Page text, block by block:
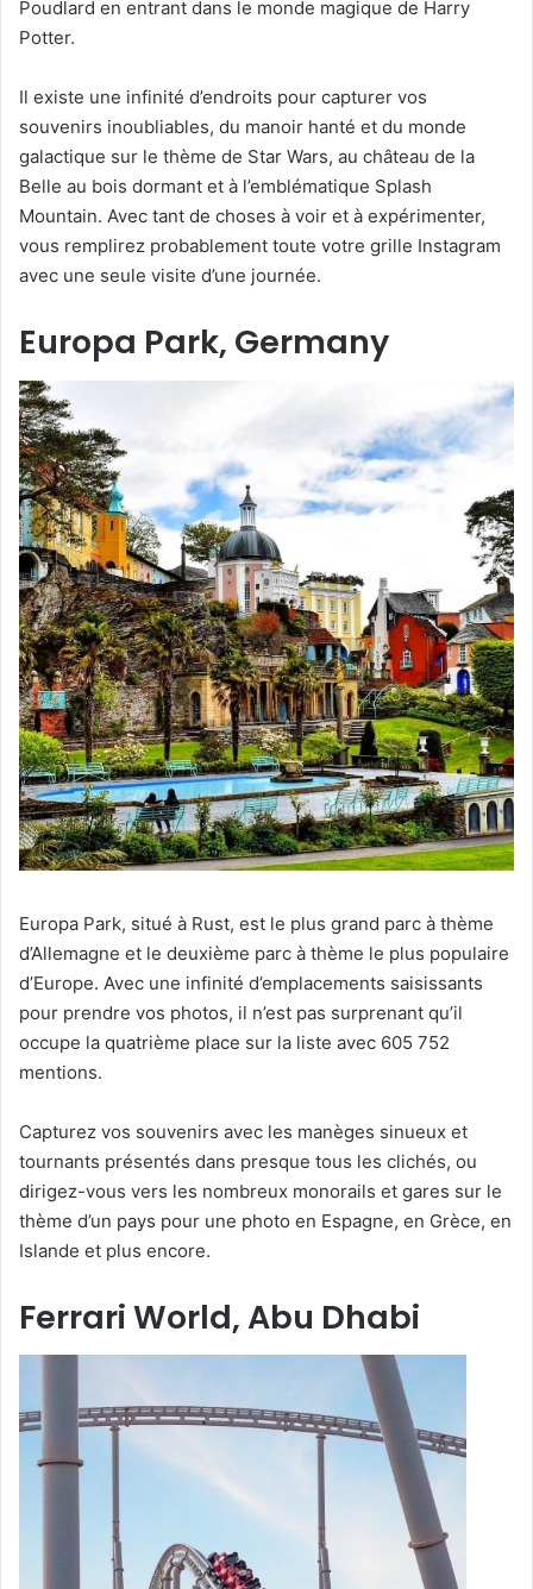
Poudlard en entrant dans le monde magique de Harry
Potter.
Il existe une infinité d’endroits pour capturer vos
souvenirs inoubliables, du manoir hanté et du monde
galactique sur le thème de Star Wars, au château de la
Belle au bois dormant et à l’emblématique Splash
Mountain. Avec tant de choses à voir et à expérimenter,
vous remplirez probablement toute votre grille Instagram
avec une seule visite d’une journée.
Europa Park, Germany
Europa Park, situé à Rust, est le plus grand parc à thème
d’Allemagne et le deuxième parc à thème le plus populaire
d’Europe. Avec une infinité d’emplacements saisissants
pour prendre vos photos, il n’est pas surprenant qu’il
occupe la quatrième place sur la liste avec 605 752
mentions.
Capturez vos souvenirs avec les manèges sinueux et
tournants présentés dans presque tous les clichés, ou
dirigez-vous vers les nombreux monorails et gares sur le
thème d’un pays pour une photo en Espagne, en Grèce, en
Islande et plus encore.
Ferrari World, Abu Dhabi